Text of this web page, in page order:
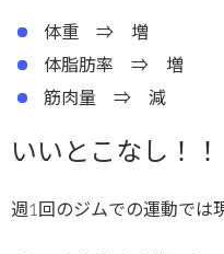
体重 ⇒ 増
体脂肪率 ⇒ 増
筋肉量 ⇒ 減
いいとこなし！！
週1回のジムでの運動では